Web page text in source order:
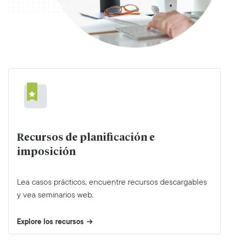
Recursos de planificación e
imposición
Lea casos prácticos, encuentre recursos descargables
y vea seminarios web.
Explore los recursos